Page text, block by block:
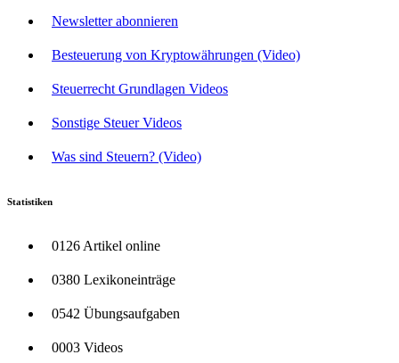
Newsletter abonnieren
Besteuerung von Kryptowährungen (Video)
Steuerrecht Grundlagen Videos
Sonstige Steuer Videos
Was sind Steuern? (Video)
Statistiken
0126 Artikel online
0380 Lexikoneinträge
0542 Übungsaufgaben
0003 Videos